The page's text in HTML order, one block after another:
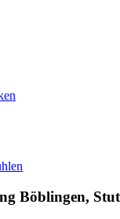
Böblingen,